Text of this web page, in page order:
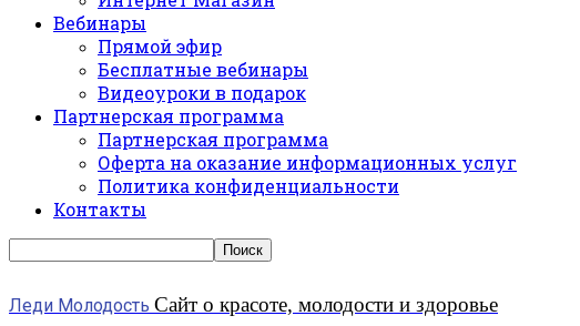
Вебинары
Прямой эфир
Бесплатные вебинары
Видеоуроки в подарок
Партнерская программа
Партнерская программа
Оферта на оказание информационных услуг
Политика конфиденциальности
Контакты
Леди Молодость Сайт о красоте, молодости и здоровье